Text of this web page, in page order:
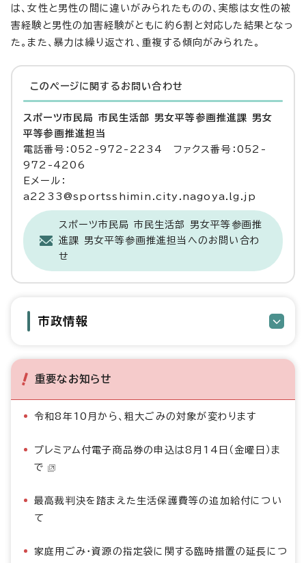
は、女性と男性の間に違いがみられたものの、実態は女性の被
害経験と男性の加害経験がともに約6割と対応した結果となっ
た。また、暴力は繰り返され、重複する傾向がみられた。
このページに関する お問い合わせ
スポーツ市民局 市民生活部 男女平等参画推進課 男女
平等参画推進担当
電話番号：052-972-2234 ファクス番号：052-
972-4206
Eメール：
a2233@sportsshimin.city.nagoya.lg.jp
スポーツ市民局 市民生活部 男女平等参画推
進課 男女平等参画推進担当へのお問い合わ
せ
市政情報
重要なお知らせ
令和8年10月から、粗大ごみの対象が変わります
プレミアム付電子商品券の申込は8月14日（金曜日）ま
で
最高裁判決を踏まえた生活保護費等の追加給付につい
て
家庭用ごみ・資源の指定袋に関する臨時措置の延長につ